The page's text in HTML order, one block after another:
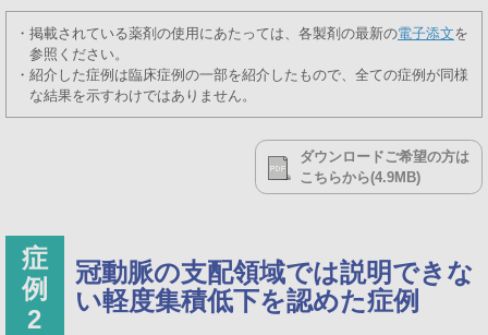
・掲載されている薬剤の使用にあたっては、各製剤の最新の電子添文を
参照ください。
・紹介した症例は臨床症例の一部を紹介したもので、全ての症例が同様
な結果を示すわけではありません。
ダウンロードご希望の方は
こちらから(4.9MB)
症
例
2
冠動脈の支配領域では説明できな
い軽度集積低下を認めた症例